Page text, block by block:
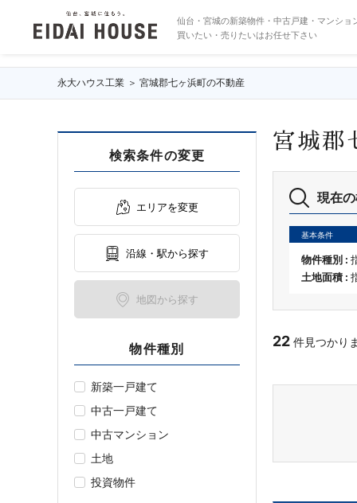
仙台・宮城の新築物件・中古戸建・マンショ
買いたい・売りたいはお任せ下さい
永大ハウス工業 宮城郡七ヶ浜町の不動産
検索条件の変更
エリアを変更
沿線・駅から探す
地図から探す
物件種別
新築一戸建て
中古一戸建て
中古マンション
土地
投資物件
宮城郡
現在
基本条件
物件種別 :
土地面積 :
22 件見つかり